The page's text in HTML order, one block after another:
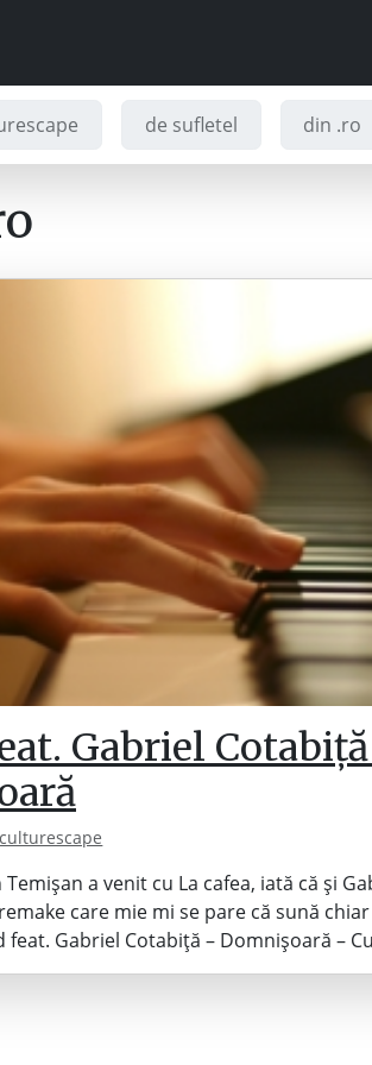
de sufletel din .ro
Gabriel
culturescape
a venit cu La cafea, iată că și
care mie mi se pare că sună
feat. Gabriel Cotabiță – Domnișoară –